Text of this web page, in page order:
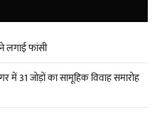
लगाई फांसी
31 जोड़ों का सामूहिक विवाह समारोह